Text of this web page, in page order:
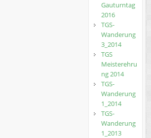
Gauturntag
2016
TGS-
Wanderung
3_2014
TGS
Meisterehru
ng 2014
TGS-
Wanderung
1_2014
TGS-
Wanderung
1_2013